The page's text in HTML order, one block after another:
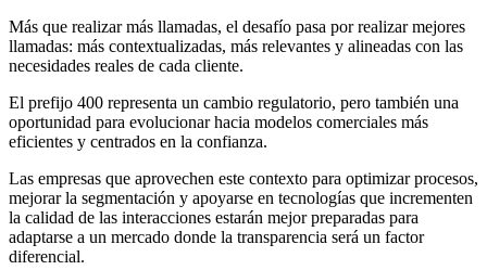
Más que realizar más llamadas, el desafío pasa por realizar mejores
llamadas: más contextualizadas, más relevantes y alineadas con las
necesidades reales de cada cliente.
El prefijo 400 representa un cambio regulatorio, pero también una
oportunidad para evolucionar hacia modelos comerciales más
eficientes y centrados en la confianza.
Las empresas que aprovechen este contexto para optimizar procesos,
mejorar la segmentación y apoyarse en tecnologías que incrementen
la calidad de las interacciones estarán mejor preparadas para
adaptarse a un mercado donde la transparencia será un factor
diferencial.